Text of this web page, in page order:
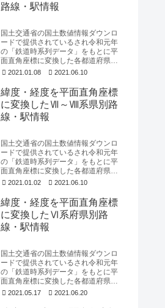
路線・駅情報
国土交通省の国土数値情報ダウンロ
ードで提供されているされ令和元年
の「鉄道時系列データ」をもとに平
面直角座標に変換した各都道府県別
の路線のライン情報と駅の地点情報
2021.01.08 2021.06.10
緯度・経度を平面直角座標
に変換したⅦ～Ⅷ系県別路
線・駅情報
国土交通省の国土数値情報ダウンロ
ードで提供されているされ令和元年
の「鉄道時系列データ」をもとに平
面直角座標に変換した各都道府県別
の路線のライン情報と駅の地点情報
2021.01.02 2021.06.10
緯度・経度を平面直角座標
に変換したⅥ系府県別路
線・駅情報
国土交通省の国土数値情報ダウンロ
ードで提供されているされ令和元年
の「鉄道時系列データ」をもとに平
面直角座標に変換した各都道府県別
の路線のライン情報と駅の地点情報
2021.05.17 2021.06.20